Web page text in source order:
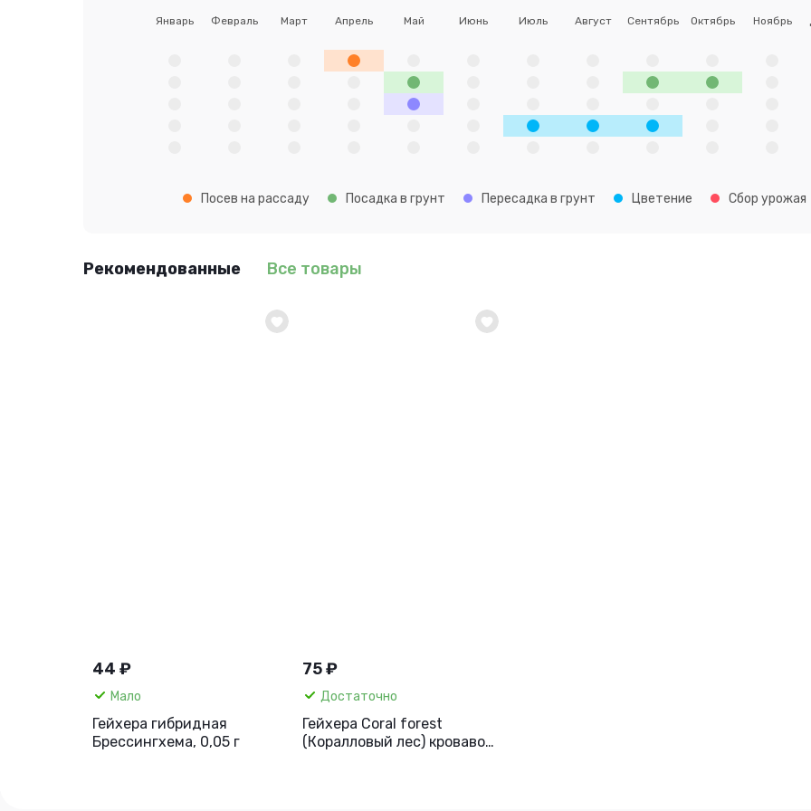
Январь Февраль Март Апрель Май Июнь Июль Август Сентябрь Октябрь Ноябрь
Посев на рассаду Посадка в грунт Пересадка в грунт Цветение Сбор урожая
Рекомендованные Все товары
44 ₽
Мало
Гейхера гибридная
Брессингхема, 0,05 г
75 ₽
Достаточно
Гейхера Coral forest
(Коралловый лес) кроваво-